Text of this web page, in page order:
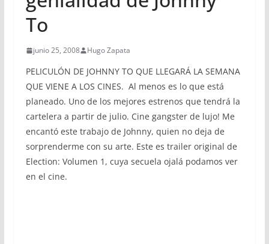
To
junio 25, 2008 Hugo Zapata
PELICULÓN DE JOHNNY TO QUE LLEGARÁ LA SEMANA
QUE VIENE A LOS CINES. Al menos es lo que está
planeado. Uno de los mejores estrenos que tendrá la
cartelera a partir de julio. Cine gangster de lujo! Me
encantó este trabajo de Johnny, quien no deja de
sorprenderme con su arte. Este es trailer original de
Election: Volumen 1, cuya secuela ojalá podamos ver
en el cine.